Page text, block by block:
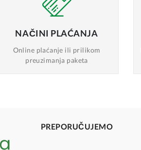
NAČINI PLAĆANJA
Online plaćanje ili prilikom
preuzimanja paketa
PREPORUČUJEMO